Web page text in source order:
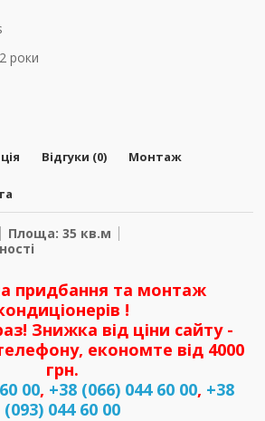
роки
Відгуки (0) Монтаж
Площа: 35 кв.м
придбання та монтаж
!
Знижка від ціни сайту -
економте від 4000
грн.
00, +38 (066) 044 60 00, +38
(093) 044 60 00